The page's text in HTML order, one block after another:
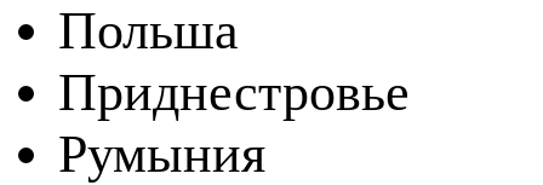
Польша
Приднестровье
Румыния